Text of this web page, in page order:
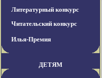
Литературный конкурс
Читательский конкурс
Илья-Премия
ДЕТЯМ